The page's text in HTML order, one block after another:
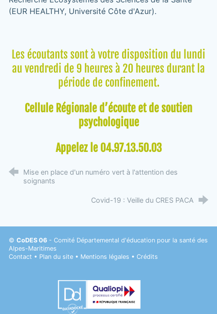
(EUR HEALTHY, Université Côte d'Azur).
Les écoutants sont à votre disposition du lundi
au vendredi de 9 heures à 20 heures durant la
période de confinement.
Cellule Régionale d’écoute et de soutien
psychologique
Appelez le 04.97.13.50.03
Mise en place d'un numéro vert à l'attention des
soignants
Covid-19 : Veille du CRES PACA
© CoDES 06- Comité Départemental d'éducation pour la santé des
Alpes-Maritimes
Contact • Plan du site• Mentions légales • Crédits
Datadock